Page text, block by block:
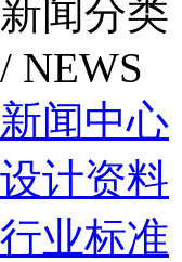
新闻分类
/ NEWS
新闻中心
设计资料
行业标准